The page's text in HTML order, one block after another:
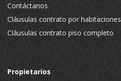
Contáctanos
Cláusulas contrato por habitaciones
Cláusulas contrato piso completo
Propietarios